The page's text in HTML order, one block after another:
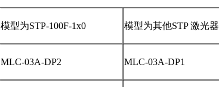
模型为STP-100F-1x0 模型为其他STP 激光器
MLC-03A-DP2 MLC-03A-DP1